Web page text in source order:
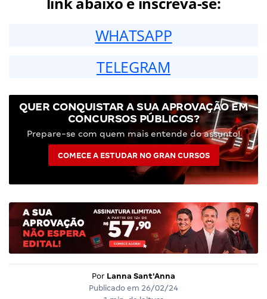
WHATSAPP
TELEGRAM
QUER CONQUISTAR A SUA APROVAÇÃO EM
CONCURSOS PÚBLICOS?
Prepare-se com quem mais entende do assunto!
COMECE A ESTUDAR NO GRAN CURSOS
Por Lanna Sant'Anna
Publicado em 26/02/24